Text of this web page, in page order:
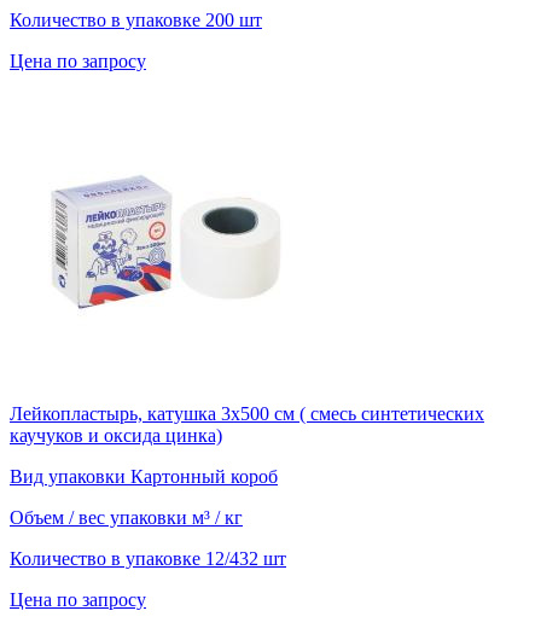
Количество в упаковке 200 шт
Цена по запросу
Лейкопластырь, катушка 3х500 см ( смесь синтетических
каучуков и оксида цинка)
Вид упаковки Картонный короб
Объем / вес упаковки м³ / кг
Количество в упаковке 12/432 шт
Цена по запросу